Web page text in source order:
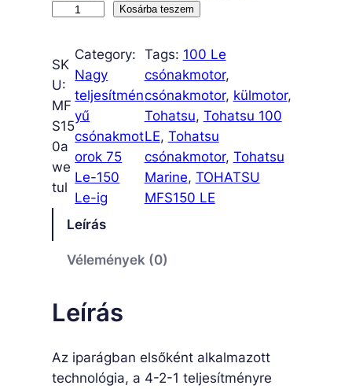
1
5
0
A
W
E
T
n
i
s
Kosárba teszem
SK
U:
MF
S15
0a
we
tul
Category:
Nagy
teljesítmén
yű
csónakmot
orok 75
Le-150
Le-ig
Tags: 100 Le
csónakmotor
csónakmotor, külmotor
Tohatsu, Tohatsu 100
LE, Tohatsu
csónakmotor, Tohatsu
Marine, TOHATSU
MFS150 LE
Leírás
Vélemények (0)
Leírás
Az iparágban elsőként alkalmazott
technológia, a 4-2-1 teljesítményre